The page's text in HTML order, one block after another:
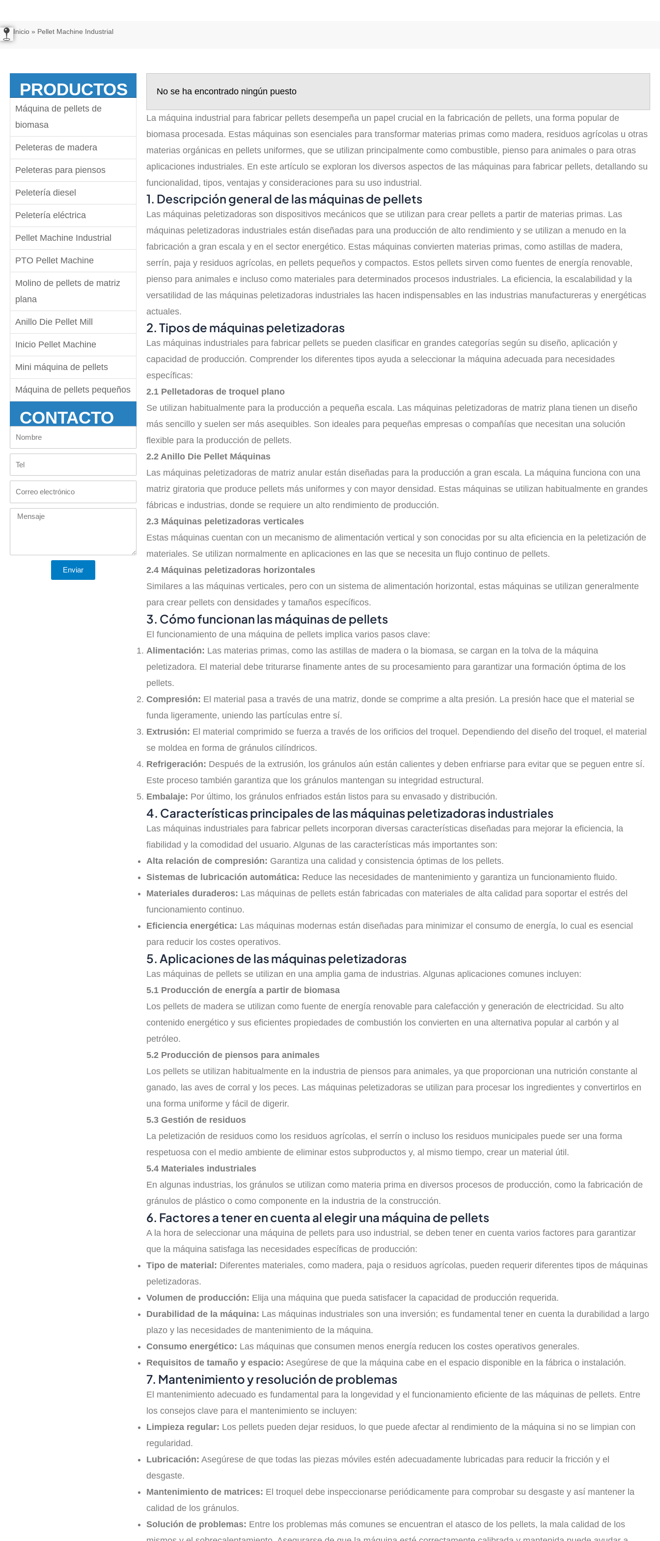
Inicio » Pellet Machine Industrial
PRODUCTOS
Máquina de pellets de
biomasa
Peleteras de madera
Peleteras para piensos
Peletería diesel
Peletería eléctrica
Pellet Machine Industrial
PTO Pellet Machine
Molino de pellets de matriz
plana
Anillo Die Pellet Mill
Inicio Pellet Machine
Mini máquina de pellets
Máquina de pellets pequeños
CONTACTO
Nombre
Tel
Correo
electrónico
Mensaje
Enviar
No se ha encontrado ningún puesto
La máquina industrial para fabricar pellets desempeña un papel crucial en la fabricación de pellets, una forma popular de
biomasa procesada. Estas máquinas son esenciales para transformar materias primas como madera, residuos agrícolas u otras
materias orgánicas en pellets uniformes, que se utilizan principalmente como combustible, pienso para animales o para otras
aplicaciones industriales. En este artículo se exploran los diversos aspectos de las máquinas para fabricar pellets, detallando su
funcionalidad, tipos, ventajas y consideraciones para su uso industrial.
1. Descripción general de las máquinas de pellets
Las máquinas peletizadoras son dispositivos mecánicos que se utilizan para crear pellets a partir de materias primas. Las
máquinas peletizadoras industriales están diseñadas para una producción de alto rendimiento y se utilizan a menudo en la
fabricación a gran escala y en el sector energético. Estas máquinas convierten materias primas, como astillas de madera,
serrín, paja y residuos agrícolas, en pellets pequeños y compactos. Estos pellets sirven como fuentes de energía renovable,
pienso para animales e incluso como materiales para determinados procesos industriales. La eficiencia, la escalabilidad y la
versatilidad de las máquinas peletizadoras industriales las hacen indispensables en las industrias manufactureras y energéticas
actuales.
2. Tipos de máquinas peletizadoras
Las máquinas industriales para fabricar pellets se pueden clasificar en grandes categorías según su diseño, aplicación y
capacidad de producción. Comprender los diferentes tipos ayuda a seleccionar la máquina adecuada para necesidades
específicas:
2.1 Pelletadoras de troquel plano
Se utilizan habitualmente para la producción a pequeña escala. Las máquinas peletizadoras de matriz plana tienen un diseño
más sencillo y suelen ser más asequibles. Son ideales para pequeñas empresas o compañías que necesitan una solución
flexible para la producción de pellets.
2.2 Anillo Die Pellet Máquinas
Las máquinas peletizadoras de matriz anular están diseñadas para la producción a gran escala. La máquina funciona con una
matriz giratoria que produce pellets más uniformes y con mayor densidad. Estas máquinas se utilizan habitualmente en grandes
fábricas e industrias, donde se requiere un alto rendimiento de producción.
2.3 Máquinas peletizadoras verticales
Estas máquinas cuentan con un mecanismo de alimentación vertical y son conocidas por su alta eficiencia en la peletización de
materiales. Se utilizan normalmente en aplicaciones en las que se necesita un flujo continuo de pellets.
2.4 Máquinas peletizadoras horizontales
Similares a las máquinas verticales, pero con un sistema de alimentación horizontal, estas máquinas se utilizan generalmente
para crear pellets con densidades y tamaños específicos.
3. Cómo funcionan las máquinas de pellets
El funcionamiento de una máquina de pellets implica varios pasos clave:
Alimentación: Las materias primas, como las astillas de madera o la biomasa, se cargan en la tolva de la máquina
peletizadora. El material debe triturarse finamente antes de su procesamiento para garantizar una formación óptima de los
pellets.
Compresión: El material pasa a través de una matriz, donde se comprime a alta presión. La presión hace que el material se
funda ligeramente, uniendo las partículas entre sí.
Extrusión: El material comprimido se fuerza a través de los orificios del troquel. Dependiendo del diseño del troquel, el material
se moldea en forma de gránulos cilíndricos.
Refrigeración: Después de la extrusión, los gránulos aún están calientes y deben enfriarse para evitar que se peguen entre sí.
Este proceso también garantiza que los gránulos mantengan su integridad estructural.
Embalaje: Por último, los gránulos enfriados están listos para su envasado y distribución.
4. Características principales de las máquinas peletizadoras industriales
Las máquinas industriales para fabricar pellets incorporan diversas características diseñadas para mejorar la eficiencia, la
fiabilidad y la comodidad del usuario. Algunas de las características más importantes son:
Alta relación de compresión: Garantiza una calidad y consistencia óptimas de los pellets.
Sistemas de lubricación automática: Reduce las necesidades de mantenimiento y garantiza un funcionamiento fluido.
Materiales duraderos: Las máquinas de pellets están fabricadas con materiales de alta calidad para soportar el estrés del
funcionamiento continuo.
Eficiencia energética: Las máquinas modernas están diseñadas para minimizar el consumo de energía, lo cual es esencial
para reducir los costes operativos.
5. Aplicaciones de las máquinas peletizadoras
Las máquinas de pellets se utilizan en una amplia gama de industrias. Algunas aplicaciones comunes incluyen:
5.1 Producción de energía a partir de biomasa
Los pellets de madera se utilizan como fuente de energía renovable para calefacción y generación de electricidad. Su alto
contenido energético y sus eficientes propiedades de combustión los convierten en una alternativa popular al carbón y al
petróleo.
5.2 Producción de piensos para animales
Los pellets se utilizan habitualmente en la industria de piensos para animales, ya que proporcionan una nutrición constante al
ganado, las aves de corral y los peces. Las máquinas peletizadoras se utilizan para procesar los ingredientes y convertirlos en
una forma uniforme y fácil de digerir.
5.3 Gestión de residuos
La peletización de residuos como los residuos agrícolas, el serrín o incluso los residuos municipales puede ser una forma
respetuosa con el medio ambiente de eliminar estos subproductos y, al mismo tiempo, crear un material útil.
5.4 Materiales industriales
En algunas industrias, los gránulos se utilizan como materia prima en diversos procesos de producción, como la fabricación de
gránulos de plástico o como componente en la industria de la construcción.
6. Factores a tener en cuenta al elegir una máquina de pellets
A la hora de seleccionar una máquina de pellets para uso industrial, se deben tener en cuenta varios factores para garantizar
que la máquina satisfaga las necesidades específicas de producción:
Tipo de material: Diferentes materiales, como madera, paja o residuos agrícolas, pueden requerir diferentes tipos de máquinas
peletizadoras.
Volumen de producción: Elija una máquina que pueda satisfacer la capacidad de producción requerida.
Durabilidad de la máquina: Las máquinas industriales son una inversión; es fundamental tener en cuenta la durabilidad a largo
plazo y las necesidades de mantenimiento de la máquina.
Consumo energético: Las máquinas que consumen menos energía reducen los costes operativos generales.
Requisitos de tamaño y espacio: Asegúrese de que la máquina cabe en el espacio disponible en la fábrica o instalación.
7. Mantenimiento y resolución de problemas
El mantenimiento adecuado es fundamental para la longevidad y el funcionamiento eficiente de las máquinas de pellets. Entre
los consejos clave para el mantenimiento se incluyen:
Limpieza regular: Los pellets pueden dejar residuos, lo que puede afectar al rendimiento de la máquina si no se limpian con
regularidad.
Lubricación: Asegúrese de que todas las piezas móviles estén adecuadamente lubricadas para reducir la fricción y el
desgaste.
Mantenimiento de matrices: El troquel debe inspeccionarse periódicamente para comprobar su desgaste y así mantener la
calidad de los gránulos.
Solución de problemas: Entre los problemas más comunes se encuentran el atasco de los pellets, la mala calidad de los